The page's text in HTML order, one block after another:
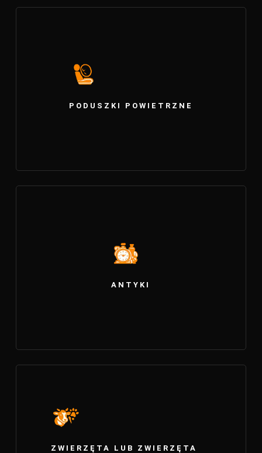
PODUSZKI POWIETRZNE
ANTYKI
ZWIERZĘTA LUB ZWIERZĘTA